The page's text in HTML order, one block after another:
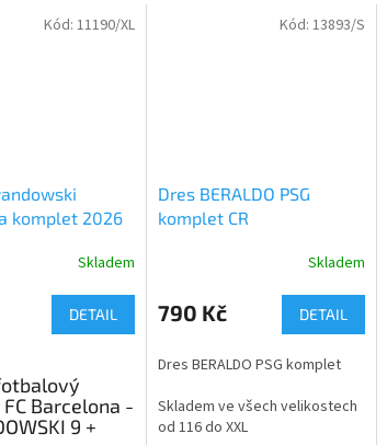
komplet 2026
Skladem
DETAIL
Barcelona -
9 +
Kód: 11190/XL
Dres BERALDO PSG
komplet CR
produktu
je
z
hvězdiček.
Skladem
790 Kč DETAIL
Dres BERALDO PSG komplet
Skladem ve všech velikostech
od 116 do XXL
Kód:13893/S